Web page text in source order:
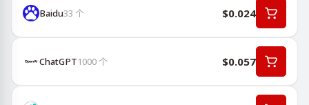
Baidu33 个 $0.024
ChatGPT1000个 $0.057